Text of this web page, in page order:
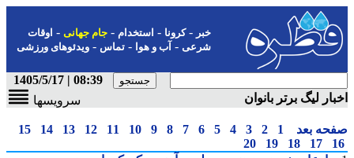
-کرونا-استخدام- جام جهانی-اوقات
شرعی-آب و هوا-تماس-ویدئوهای ورزشی
08:39 | 1405/5/17
لیگ برتر بانوان
سرویسها
بعد 1
2
3
4
5
6
7
8
9
10
11
12
13
14
15
17
18
19
20